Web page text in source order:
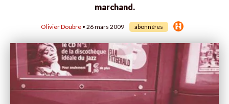
marchand.
Olivier Doubre • 26 mars 2009 abonné·es